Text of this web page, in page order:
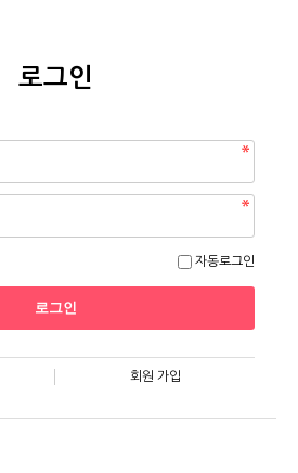
로그인
자동로그인
회원 가입